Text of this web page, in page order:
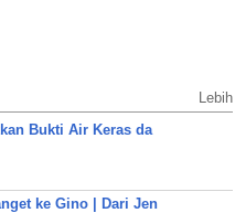
Lebih
Bukti Air Keras da
ke Gino | Dari Jen